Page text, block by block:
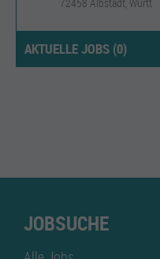
AKTUELLE JOBS (0)
JOBSUCHE